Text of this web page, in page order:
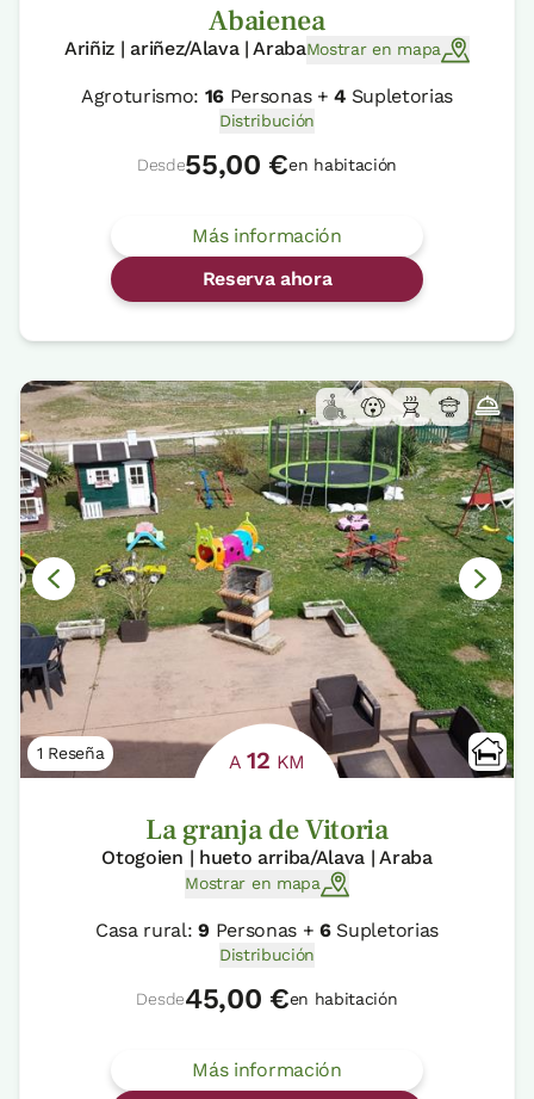
Abaienea
Ariñiz | ariñez/Alava | ArabaMostrar en mapa
Agroturismo: 16 Personas +4Supletorias
Distribución
Desde55,00 €en habitación
Más información
Reserva ahora
1 Reseña A12 KM
La granja de Vitoria
Otogoien | hueto arriba/Alava | Araba
Mostrar en mapa
Casa rural:9 Personas +6Supletorias
Distribución
Desde45,00 €en habitación
Más información